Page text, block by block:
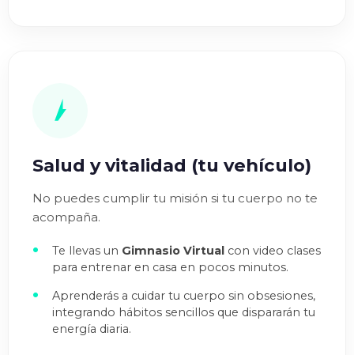
Salud y vitalidad (tu vehículo)
No puedes cumplir tu misión si tu cuerpo no te
acompaña.
Te llevas un Gimnasio Virtual con video clases
para entrenar en casa en pocos minutos.
Aprenderás a cuidar tu cuerpo sin obsesiones,
integrando hábitos sencillos que dispararán tu
energía diaria.